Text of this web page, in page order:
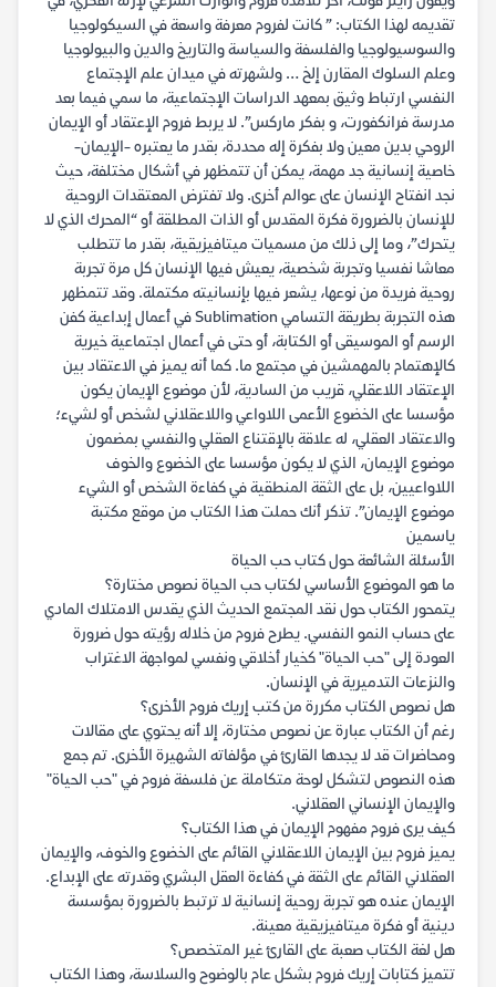
تقديمه لهذا الكتاب: ” كانت لفروم معرفة واسعة في السيكولوجيا
والسوسيولوجيا والفلسفة والسياسة والتاريخ والدين والبيولوجيا
وعلم السلوك المقارن إلخ … ولشهرته في ميدان علم الإجتماع
النفسي ارتباط وثيق بمعهد الدراسات الإجتماعية، ما سمي فيما بعد
مدرسة فرانكفورت، و بفكر ماركس”. لا يربط فروم الإعتقاد أو الإيمان
الروحي بدين معين ولا بفكرة إله محددة، بقدر ما يعتبره -الإيمان-
خاصية إنسانية جد مهمة، يمكن أن تتمظهر في أشكال مختلفة، حيث
نجد انفتاح الإنسان على عوالم أخرى. ولا تفترض المعتقدات الروحية
للإنسان بالضرورة فكرة المقدس أو الذات المطلقة أو “المحرك الذي لا
يتحرك”، وما إلى ذلك من مسميات ميتافيزيقية، بقدر ما تتطلب
معاشا نفسيا وتجربة شخصية، يعيش فيها الإنسان كل مرة تجربة
روحية فريدة من نوعها، يشعر فيها بإنسانيته مكتملة. وقد تتمظهر
هذه التجربة بطريقة التسامي Sublimation في أعمال إبداعية كفن
الرسم أو الموسيقى أو الكتابة، أو حتى في أعمال اجتماعية خيرية
كالإهتمام بالمهمشين في مجتمع ما. كما أنه يميز في الاعتقاد بين
الإعتقاد اللاعقلي، قريب من السادية، لأن موضوع الإيمان يكون
مؤسسا على الخضوع الأعمى اللاواعي واللاعقلاني لشخص أو لشيء؛
والاعتقاد العقلي، له علاقة بالإقتناع العقلي والنفسي بمضمون
موضوع الإيمان، الذي لا يكون مؤسسا على الخضوع والخوف
اللاواعيين، بل على الثقة المنطقية في كفاءة الشخص أو الشيء
موضوع الإيمان”. تذكر أنك حملت هذا الكتاب من موقع مكتبة
ياسمين
الأسئلة الشائعة حول كتاب حب الحياة
ما هو الموضوع الأساسي لكتاب حب الحياة نصوص مختارة؟
يتمحور الكتاب حول نقد المجتمع الحديث الذي يقدس الامتلاك المادي
على حساب النمو النفسي. يطرح فروم من خلاله رؤيته حول ضرورة
العودة إلى "حب الحياة" كخيار أخلاقي ونفسي لمواجهة الاغتراب
والنزعات التدميرية في الإنسان.
هل نصوص الكتاب مكررة من كتب إريك فروم الأخرى؟
رغم أن الكتاب عبارة عن نصوص مختارة، إلا أنه يحتوي على مقالات
ومحاضرات قد لا يجدها القارئ في مؤلفاته الشهيرة الأخرى. تم جمع
هذه النصوص لتشكل لوحة متكاملة عن فلسفة فروم في "حب الحياة"
والإيمان الإنساني العقلاني.
كيف يرى فروم مفهوم الإيمان في هذا الكتاب؟
يميز فروم بين الإيمان اللاعقلاني القائم على الخضوع والخوف، والإيمان
العقلاني القائم على الثقة في كفاءة العقل البشري وقدرته على الإبداع.
الإيمان عنده هو تجربة روحية إنسانية لا ترتبط بالضرورة بمؤسسة
دينية أو فكرة ميتافيزيقية معينة.
هل لغة الكتاب صعبة على القارئ غير المتخصص؟
تتميز كتابات إريك فروم بشكل عام بالوضوح والسلاسة، وهذا الكتاب